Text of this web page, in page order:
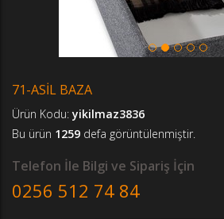
71-ASİL BAZA
Ürün Kodu:yikilmaz3836
Bu ürün 1259 defa görüntülenmiştir.
Telefon İle Bilgi ve Sipariş İçin
0256 512 74 84